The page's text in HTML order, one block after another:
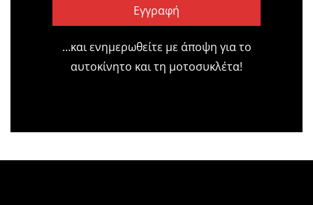
Εγγραφή
…και ενημερωθείτε με άποψη για το
αυτοκίνητο και τη μοτοσυκλέτα!